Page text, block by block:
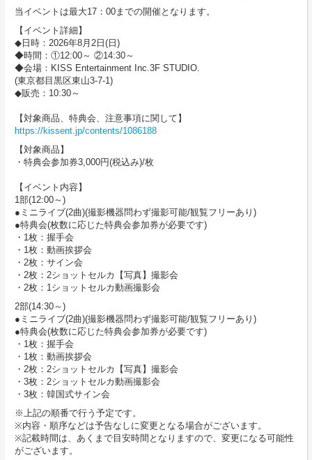
当イベントは最大17：00までの開催となります。
【イベント詳細】
◆日時：2026年8月2日(日)
◆時間：①12:00～ ②14:30～
◆会場：KISS Entertainment Inc.3F STUDIO.
(東京都目黒区東山3-7-1)
◆販売：10:30～
【対象商品、特典会、注意事項に関して】
https://kissent.jp/contents/1086188
【対象商品】
・特典会参加券3,000円(税込み)/枚
【イベント内容】
1部(12:00～)
●ミニライブ(2曲)(撮影機器問わず撮影可能/観覧フリーあり)
●特典会(枚数に応じた特典会参加券が必要です)
・1枚：握手会
・1枚：動画挨拶会
・2枚：サイン会
・2枚：2ショットセルカ【写真】撮影会
・2枚：1ショットセルカ動画撮影会
2部(14:30～)
●ミニライブ(2曲)(撮影機器問わず撮影可能/観覧フリーあり)
●特典会(枚数に応じた特典会参加券が必要です)
・1枚：握手会
・1枚：動画挨拶会
・2枚：2ショットセルカ【写真】撮影会
・3枚：2ショットセルカ動画撮影会
・3枚：韓国式サイン会
※上記の順番で行う予定です。
※内容・順序などは予告なしに変更となる場合がございます。
※記載時間は、あくまで目安時間となりますので、変更になる可能性
がございます。